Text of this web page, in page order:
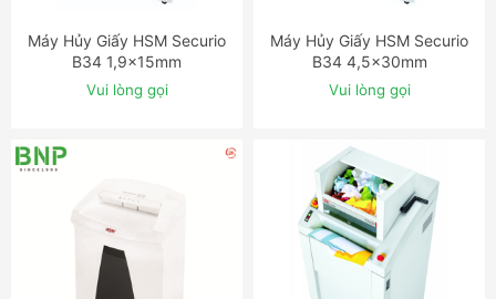
ĐẶT NGAY
Máy Hủy Giấy HSM Securio
B34 1,9x15mm
Vui lòng gọi
ĐẶT NGAY
Máy Hủy Giấy HSM Securio
B34 4,5x30mm
Vui lòng gọi